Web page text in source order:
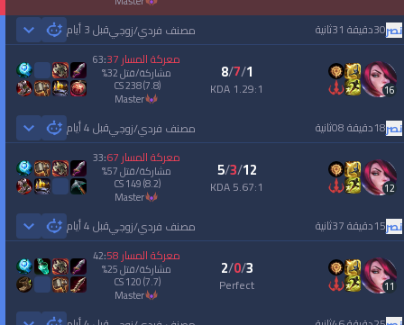
مصنف فردي/زوجيقبل 3 أيام نصر30دقيقة 31ثانية
16
1
/
7
/
8
1.29:1 KDA
معركة المسار37
:
63
مشاركة/قتل32
%
CS238(7.8)
master
مصنف فردي/زوجيقبل 4 أيام نصر18دقيقة 08ثانية
12
12
/
3
/
5
5.67:1 KDA
معركة المسار67
:
33
مشاركة/قتل57
%
CS149(8.2)
master
مصنف فردي/زوجيقبل 4 أيام نصر15دقيقة 37ثانية
11
3
/
0
/
2
Perfect
معركة المسار58
:
42
مشاركة/قتل25
%
CS120(7.7)
master